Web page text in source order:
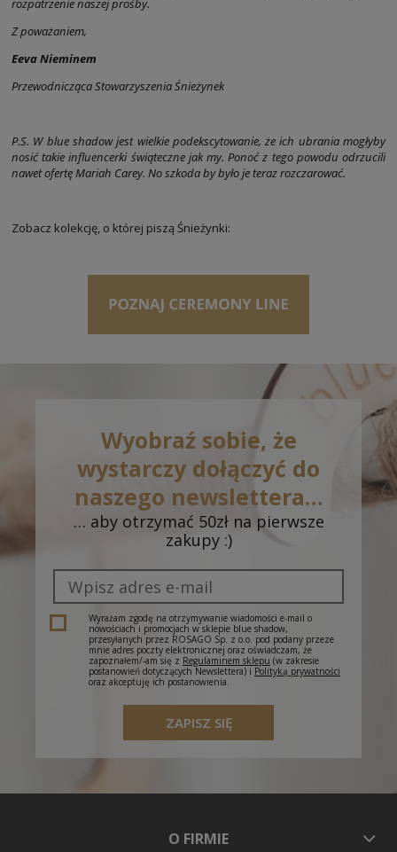
rozpatrzenie naszej prośby.
Z poważaniem,
Eeva Nieminem
Przewodnicząca Stowarzyszenia Śnieżynek
P.S. W blue shadow jest wielkie podekscytowanie, że ich ubrania mogłyby
nosić takie influencerki świąteczne jak my. Ponoć z tego powodu odrzucili
nawet ofertę Mariah Carey. No szkoda by było je teraz rozczarować.
Zobacz kolekcję, o której piszą Śnieżynki:
Wyobraź sobie, że
wystarczy dołączyć do
naszego newslettera…
… aby otrzymać 50zł na pierwsze
zakupy :)
Wyrażam zgodę na otrzymywanie wiadomości e-mail o
nowościach i promocjach w sklepie blue shadow,
przesyłanych przez ROSAGO Sp. z o.o. pod podany przeze
mnie adres poczty elektronicznej oraz oświadczam, że
zapoznałem/-am się z Regulaminem sklepu (w zakresie
postanowień dotyczących Newslettera) i Polityką prywatności
oraz akceptuję ich postanowienia.
ZAPISZ SIĘ
O FIRMIE